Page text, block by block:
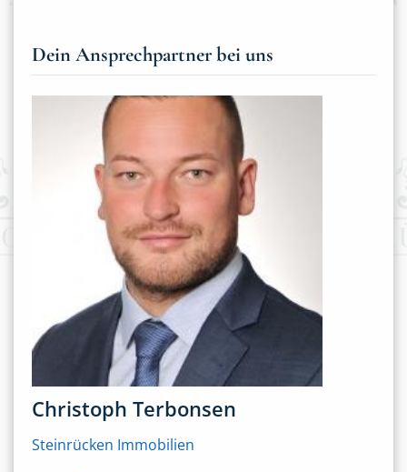
Dein Ansprechpartner bei uns
Christoph Terbonsen
Steinrücken Immobilien